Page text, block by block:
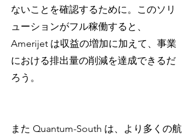
ないことを確認するために。このソリ
ューションがフル稼働すると、
Amerijet は収益の増加に加えて、事業
における排出量の削減を達成できるだ
ろう。
また Quantum-South は、より多くの航